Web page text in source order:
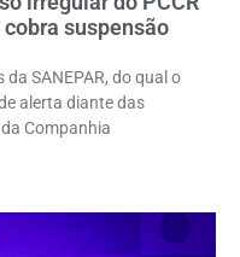
suspensão
SANEPAR, do qual o
alerta diante das
Companhia